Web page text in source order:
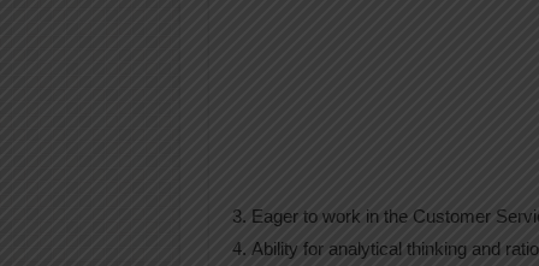
Eager to work in the Customer
Ability for analytical thinking and